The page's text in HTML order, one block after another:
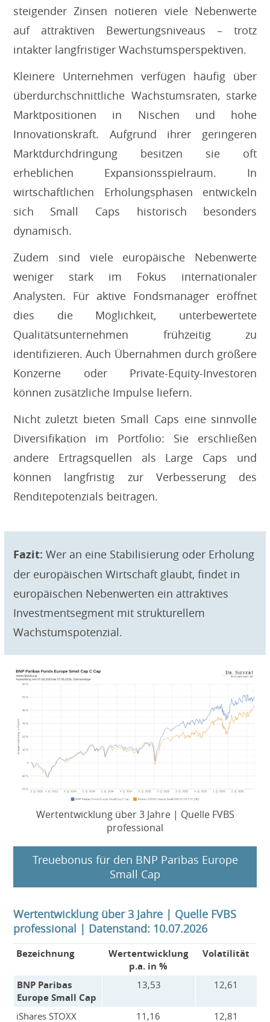
steigender Zinsen notieren viele Nebenwerte
auf attraktiven Bewertungsniveaus – trotz
intakter langfristiger Wachstumsperspektiven.
Kleinere Unternehmen verfügen häufig über
überdurchschnittliche Wachstumsraten, starke
Marktpositionen in Nischen und hohe
Innovationskraft. Aufgrund ihrer geringeren
Marktdurchdringung besitzen sie oft
erheblichen Expansionsspielraum. In
wirtschaftlichen Erholungsphasen entwickeln
sich Small Caps historisch besonders
dynamisch.
Zudem sind viele europäische Nebenwerte
weniger stark im Fokus internationaler
Analysten. Für aktive Fondsmanager eröffnet
dies die Möglichkeit, unterbewertete
Qualitätsunternehmen frühzeitig zu
identifizieren. Auch Übernahmen durch größere
Konzerne oder Private-Equity-Investoren
können zusätzliche Impulse liefern.
Nicht zuletzt bieten Small Caps eine sinnvolle
Diversifikation im Portfolio: Sie erschließen
andere Ertragsquellen als Large Caps und
können langfristig zur Verbesserung des
Renditepotenzials beitragen.
Fazit: Wer an eine Stabilisierung oder Erholung
der europäischen Wirtschaft glaubt, findet in
europäischen Nebenwerten ein attraktives
Investmentsegment mit strukturellem
Wachstumspotenzial.
Wertentwicklung über 3 Jahre | Quelle FVBS
professional
Treuebonus für den BNP Paribas Europe
Small Cap
Wertentwicklung über 3 Jahre | Quelle FVBS
professional | Datenstand: 10.07.2026
Bezeichnung
Wertentwicklung
p.a. in %
Volatilität
BNP Paribas
Europe Small Cap
13,53 12,61
iShares STOXX 11,16 12,81